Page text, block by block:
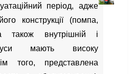
період, адже
конструкції (помпа,
також внутрішній і
мають високу
того, представлена